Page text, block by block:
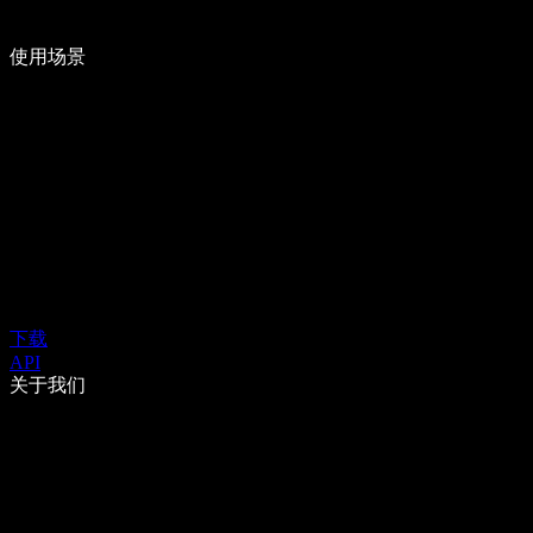
使用场景
下载
API
关于我们